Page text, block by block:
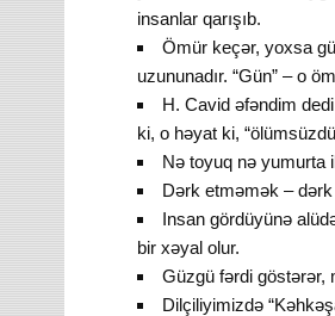
insanlar qarışıb.
Ömür keçər, yoxsa
uzununadır. “Gün” – o
H. Cavid əfəndim
ki, o həyat ki,
Nə toyuq nə yumurta
Dərk etməmək –
Insan gördüyünə
bir xəyal olur.
Güzgü fərdi göstərər,
Dilçiliyimizdə